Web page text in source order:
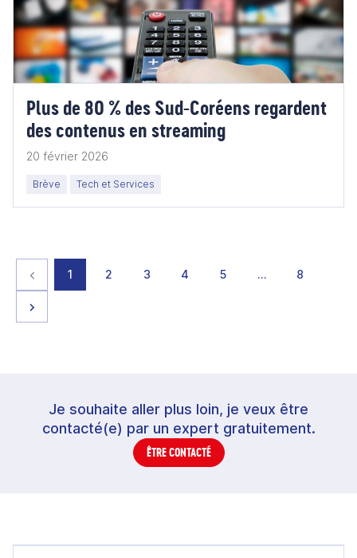
Plus de 80 % des Sud-Coréens regardent
des contenus en streaming
20 février 2026
Brève Tech et Services
Page précédente
page
1 page
2 page
3 page
4 page
5 … page
8
Je souhaite aller plus loin, je veux être
contacté(e) par un expert gratuitement.
ÊTRE CONTACTÉ